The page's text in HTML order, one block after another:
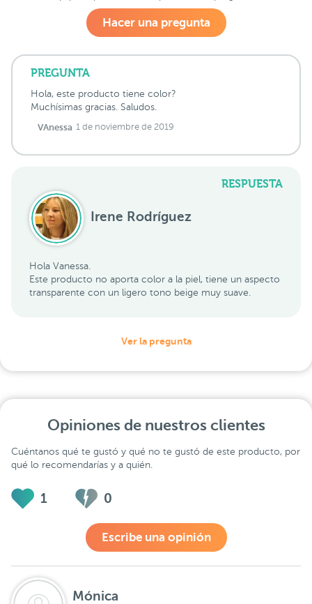
Hacer una pregunta
PREGUNTA
Hola, este producto tiene color?
Muchísimas gracias. Saludos.
VAnessa 1 de noviembre de 2019
RESPUESTA
Hola Vanessa.
Este producto no aporta color a la piel, tiene un aspecto
transparente con un ligero tono beige muy suave.
Irene Rodríguez
Ver la pregunta
Opiniones de nuestros clientes
Cuéntanos qué te gustó y qué no te gustó de este producto, por
qué lo recomendarías y a quién.
1 0
Escribe una opinión
Mónica